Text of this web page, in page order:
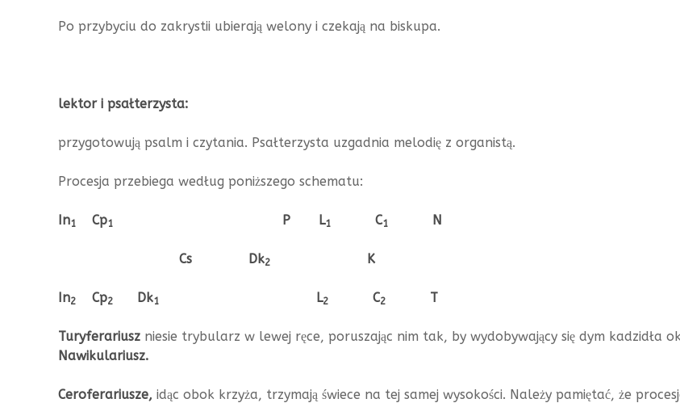
Po przybyciu do zakrystii ubierają welony i czekają na biskupa.
lektor i psałterzysta:
przygotowują psalm i czytania. Psałterzysta uzgadnia melodię z organistą.
Procesja przebiega według poniższego schematu:
In1 Cp1 P L1 C1 N
Cs Dk2 K
In2 Cp2 Dk1 L2 C2 T
Turyferariusz niesie trybularz w lewej ręce, poruszając nim tak, by wydobywający się dym kadzidła
Nawikulariusz.
Ceroferariusze, idąc obok krzyża, trzymają świece na tej samej wysokości. Należy pamiętać, że